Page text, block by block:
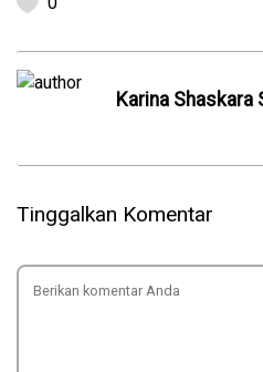
Karina Shaskara
Tinggalkan Komentar